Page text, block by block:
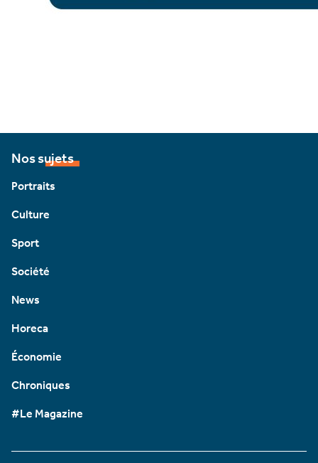
Nos sujets
Portraits
Culture
Sport
Société
News
Horeca
Économie
Chroniques
#Le Magazine